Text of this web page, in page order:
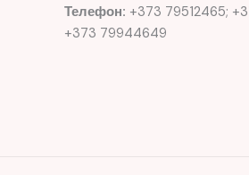
Телефон: +373 79512465;
+373 79944649